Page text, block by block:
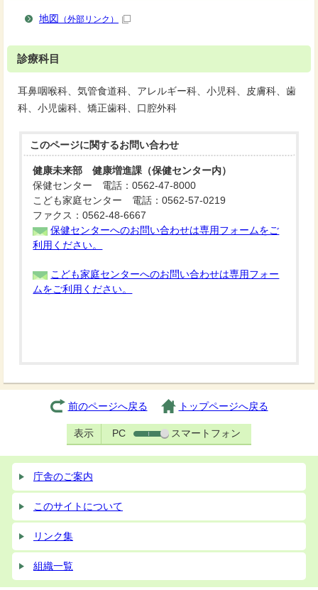
地図 （外部リンク）
診療科目
耳鼻咽喉科、気管食道科、アレルギー科、小児科、皮膚科、歯
科、小児歯科、矯正歯科、口腔外科
このページに関するお問い合わせ
健康未来部 健康増進課（保健センター内）
保健センター 電話：0562-47-8000
こども家庭センター 電話：0562-57-0219
ファクス：0562-48-6667
保健センターへのお問い合わせは専用フォームをご
利用ください。
こども家庭センターへのお問い合わせは専用フォー
ムをご利用ください。
前のページへ戻る トップページへ戻る
表示 PC スマートフォン
庁舎のご案内
このサイトについて
リンク集
組織一覧